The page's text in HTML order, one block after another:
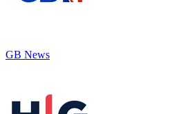
GB News